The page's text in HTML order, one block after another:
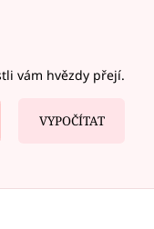
vám hvězdy přejí.
VYPOČÍTAT